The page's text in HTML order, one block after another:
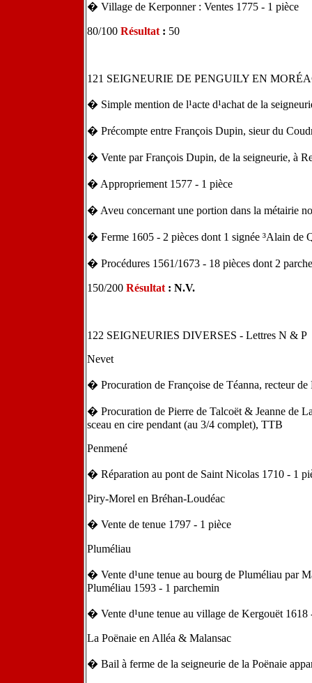
� Village de Kerponner : Ventes 1775 - 1 pièce
80/100 Résultat : 50
121 SEIGNEURIE DE PENGUILY EN
� Simple mention de l¹acte d¹achat de la
� Précompte entre François Dupin, sieur du
� Vente par François Dupin, de la seigneurie, à
� Appropriement 1577 - 1 pièce
� Aveu concernant une portion dans la métairie
� Ferme 1605 - 2 pièces dont 1 signée ³Alain de
� Procédures 1561/1673 - 18 pièces dont 2
150/200 Résultat : N.V.
122 SEIGNEURIES DIVERSES - Lettres N & P
Nevet
� Procuration de Françoise de Téanna, recteur
� Procuration de Pierre de Talcoët & Jeanne de
sceau en cire pendant (au 3/4 complet), TTB
Penmené
� Réparation au pont de Saint Nicolas 1710 - 1
Piry-Morel en Bréhan-Loudéac
� Vente de tenue 1797 - 1 pièce
Pluméliau
� Vente d¹une tenue au bourg de Pluméliau par
Pluméliau 1593 - 1 parchemin
� Vente d¹une tenue au village de Kergouët 1618
La Poënaie en Alléa & Malansac
� Bail à ferme de la seigneurie de la Poënaie